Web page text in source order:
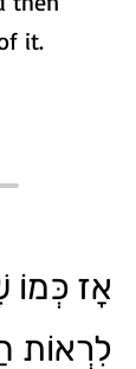
it.
אָז כְּמוֹ
לִרְאוֹת